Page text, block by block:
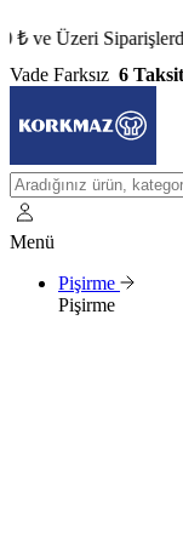
Üzeri Siparişlerde
Vade Farksız 6 Taksit
Menü
Pişirme
Pişirme